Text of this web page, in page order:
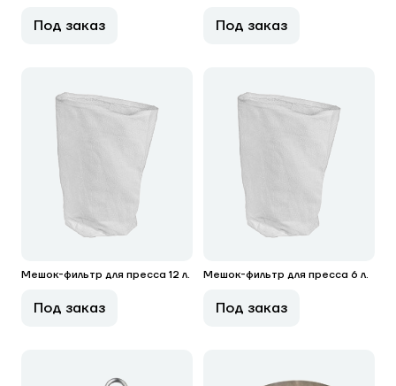
Под заказ Под заказ
Мешок-фильтр для пресса 12 л.
Под заказ
Мешок-фильтр для пресса 6 л.
Под заказ